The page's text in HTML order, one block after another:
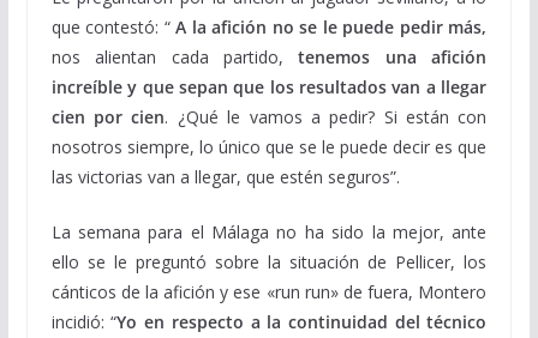
que contestó: “A la afición no se le puede pedir más,
nos alientan cada partido, tenemos una afición
increíble y que sepan que los resultados van a llegar
cien por cien. ¿Qué le vamos a pedir? Si están con
nosotros siempre, lo único que se le puede decir es que
las victorias van a llegar, que estén seguros”.
La semana para el Málaga no ha sido la mejor, ante
ello se le preguntó sobre la situación de Pellicer, los
cánticos de la afición y ese «run run» de fuera, Montero
incidió: “Yo en respecto a la continuidad del técnico